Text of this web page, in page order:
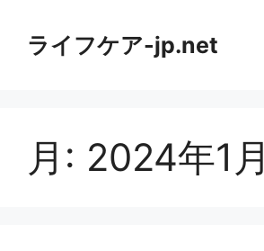
ライフケア-jp.net
月: 2024年1月